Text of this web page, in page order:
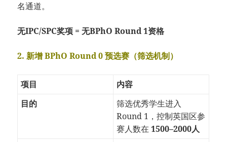
名通道。
无IPC/SPC奖项 = 无BPhO Round 1资格
2. 新增 BPhO Round 0 预选赛（筛选机制）
项目
内容
目的
筛选优秀学生进入
Round 1，控制英国区参
赛人数在1500–2000人